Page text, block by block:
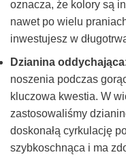
oznacza, że kolory są
nawet po wielu
inwestujesz w
Dzianina oddychająca
noszenia podczas
kluczowa kwestia. W
zastosowaliśmy
doskonałą cyrkulację
szybkoschnąca i ma